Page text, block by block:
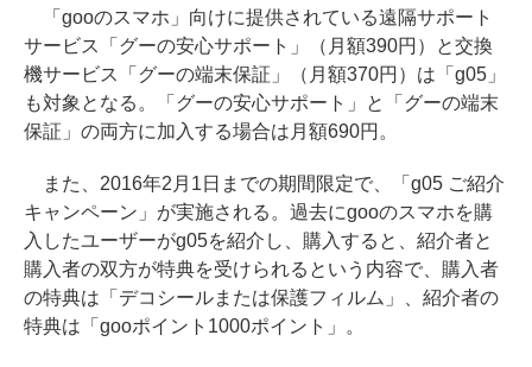
「gooのスマホ」向けに提供されている遠隔サポート
サービス「グーの安心サポート」（月額390円）と交換
機サービス「グーの端末保証」（月額370円）は「g05」
も対象となる。「グーの安心サポート」と「グーの端末
保証」の両方に加入する場合は月額690円。
また、2016年2月1日までの期間限定で、「g05 ご紹介
キャンペーン」が実施される。過去にgooのスマホを購
入したユーザーがg05を紹介し、購入すると、紹介者と
購入者の双方が特典を受けられるという内容で、購入者
の特典は「デコシールまたは保護フィルム」、紹介者の
特典は「gooポイント1000ポイント」。